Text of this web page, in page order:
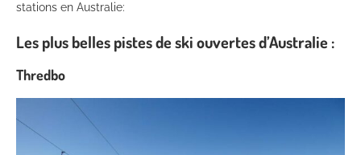
stations en Australie:
Les plus belles pistes de ski ouvertes d’Australie :
Thredbo